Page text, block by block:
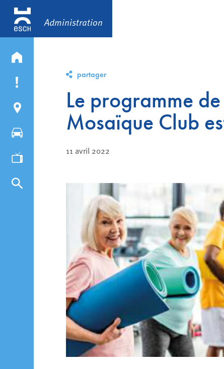
Administration
partager
Le programme
Mosaïque Club
11 avril 2022